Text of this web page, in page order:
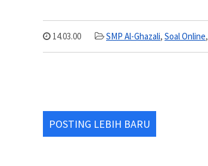
14.03.00 SMP Al-Ghazali, Soal Online,
POSTING LEBIH BARU